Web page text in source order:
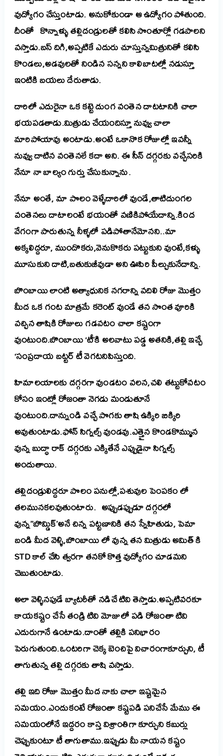
వుద్యోగం చేస్తుంటాడు. అనుకోకుండా ఆ ఉద్యోగం పోతుంది.
దీంతో కొన్నాళ్ళు తల్లిదండ్రులతో కలిసి సొంతూర్లో గడపాలని
వస్తాడు.బస్ దిగి,అప్పటికే ఎదురు చూస్తున్నమిత్రునితో కలిసి
కొండలు,అడవులతో నిండిన సన్నని కాలిబాటల్లో నడుస్తూ
ఇంటికి బయలు దేరుతాడు.
దారిలో ఎదురైనా ఒక కట్టె దుంగ వంతెన దాటటానికి చాలా
భయపడతాడు.మిత్రుడు చేయందిస్తూ నువ్వు చాలా
మారిపోయావు అంటాడు.అంటే ఒకానొక రోజుల్లో ఇవన్నీ
నువ్వు దాటిన వంతెనలే కదా అని.ఈ సీన్ దగ్గరకు వచ్చేసరికి
నేనూ నా బాల్యం గుర్తు చేసుకున్నాను.
నేనూ అంతే, మా పొలం వెళ్ళేదారిలో వుండే,తాటిదుంగల
వంతెనలు దాటాలంటే భయంతో వణికిపోయేదాన్ని.కింద
వేగంగా పారుతున్న నీళ్ళలో పడిపోతానేమోనని..మా
అక్కలిద్దరూ, ముందొకరు,వెనుకొకరు పట్టుకుని వుంటే,కళ్ళు
మూసుకుని దాటి,బతుకుజీవుడా అని ఊపిరి పీల్చుకునేదాన్ని.
బొంబాయి లాంటి అత్యాధునిక నగరాన్ని వదిలి రోజు మొత్తం
మీద ఒక గంట మాత్రమే కరెంట్ వుండే తన సొంత వూరికి
వచ్చిన తాషికి రోజులు గడవటం చాలా కష్టంగా
వుంటుంది.బొంబాయి ‘టీ’కి అలవాటు పడ్డ అతనికి,తల్లి ఇచ్చే
‘సంప్రదాయ బట్టర్ టీ వెగటనిపిస్తుంది.
హిమాలయాలకు దగ్గరగా వుండటం వలన,చలి తట్టుకోవటం
కోసం ఇంట్లో రోజంతా నెగడు మండుతూనే
వుంటుంది.దాన్నుండి వచ్చే పొగకు తాషి ఉక్కిరి బిక్కిరి
అవుతుంటాడు.ఫోన్ సిగ్నల్స్ వుండవు.ఎత్తైన కొండకొమ్మున
వున్న బుద్ధా రాక్ దగ్గరకు ఎక్కితేనే ఎప్పుడైనా సిగ్నల్స్
అందుతాయి.
తల్లిదండ్రులిద్దరూ పొలం పనుల్లో,పశువుల పెంపకం లో
తలమునకలవుతుంటారు. అప్పుడప్పుడూ దగ్గరలో
వున్న’’బొమ్డిక్’అనే చిన్న పట్టణానికి తన స్నేహితుడు, పెమా
బండి మీద వెళ్ళి,బొంబాయి లో వున్న తన మిత్రుడు అమిత్ కి
STD కాల్ చేసి త్వరగా తనకో కొత్త వుద్యోగం చూడమని
చెబుతుంటాడు.
అలా వెళ్ళినపుడే బ్యాటరీతో నడిచే టివి తెస్తాడు.అప్పటివరకూ
కాయకష్టం చేసే తండ్రి టివి మోజులో పడి రోజంతా టివి
ఎదురుగానే ఉంటాడు.దాంతో తల్లికి పనిభారం
పెరుగుతుంది.ఒంటరిగా చెక్క బెంచిపై విచారంగాకూర్చుని, టీ
తాగుతున్న తల్లి దగ్గరకు తాషి వస్తాడు.
తల్లి ఇది రోజు మొత్తం మీద నాకు చాలా ఇష్టమైన
సమయం.ఎందుకంటే రోజంతా కష్టపడి పనిచేసే మేము ఈ
సమయంలోనే ఇద్దరం కాస్త విశ్రాంతిగా కూర్చుని కబుర్లు
చెప్పుకుంటూ టీ తాగుతాము.ఇప్పుడు మీ నాయన కష్టం